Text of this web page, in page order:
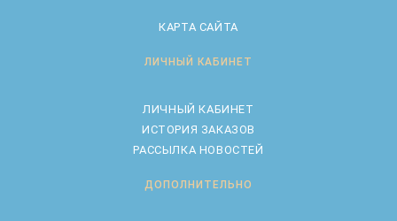
КАРТА САЙТА
ЛИЧНЫЙ КАБИНЕТ
ЛИЧНЫЙ КАБИНЕТ
ИСТОРИЯ ЗАКАЗОВ
РАССЫЛКА НОВОСТЕЙ
ДОПОЛНИТЕЛЬНО